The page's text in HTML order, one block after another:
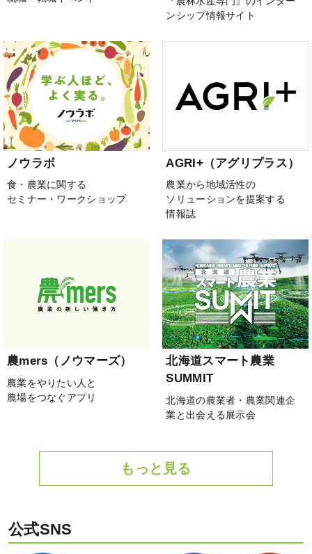
ンシップ情報サイト
ノウラボ
食・農業に関する
セミナー・ワークショップ
AGRI+（アグリプラス）
農業から地域活性の
ソリューションを提案する
情報誌
農mers（ノウマーズ）
農業をやりたい人と
農場をつなぐアプリ
北海道スマート農業
SUMMIT
北海道の農業者・農業関連企
業と出会える展示会
もっと見る
公式SNS